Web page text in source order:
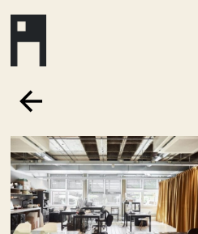
A House
A HouseSlaktis
A HouseSlussen
A HouseSickla